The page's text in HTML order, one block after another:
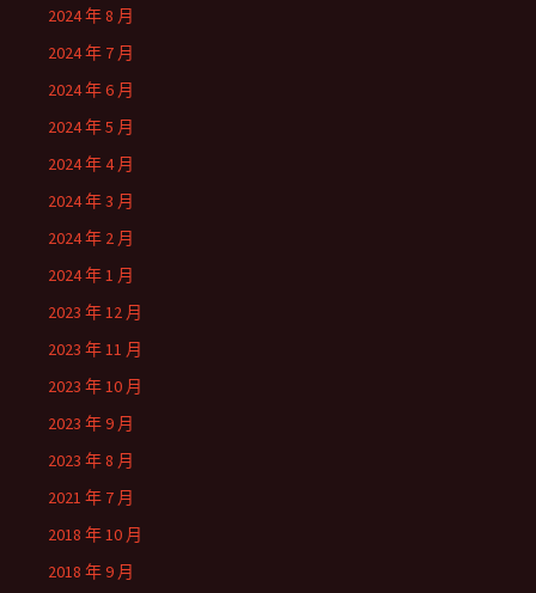
2024 年 8 月
2024 年 7 月
2024 年 6 月
2024 年 5 月
2024 年 4 月
2024 年 3 月
2024 年 2 月
2024 年 1 月
2023 年 12 月
2023 年 11 月
2023 年 10 月
2023 年 9 月
2023 年 8 月
2021 年 7 月
2018 年 10 月
2018 年 9 月